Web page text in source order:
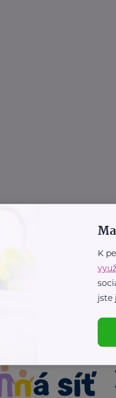
K
jste